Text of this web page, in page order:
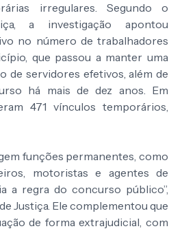
irregulares. Segundo o
a investigação apontou
no número de trabalhadores
que passou a manter uma
de servidores efetivos, além de
há mais de dez anos. Em
471 vínculos temporários,
funções permanentes, como
motoristas e agentes de
a regra do concurso público”,
Justiça. Ele complementou que
de forma extrajudicial, com